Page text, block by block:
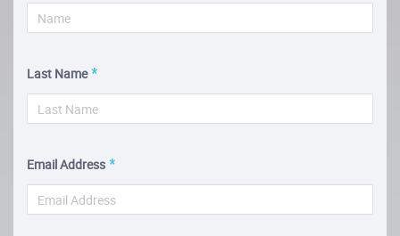
Last Name
Email Address